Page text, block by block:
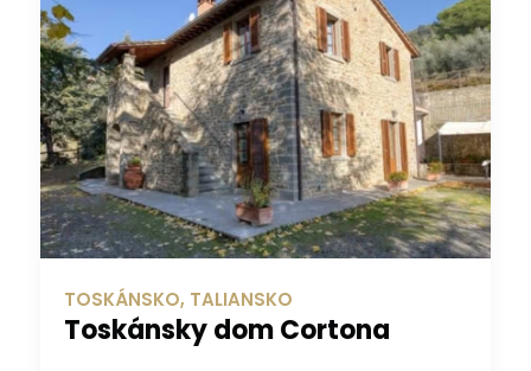
TOSKÁNSKO, TALIANSKO
Toskánsky dom Cortona